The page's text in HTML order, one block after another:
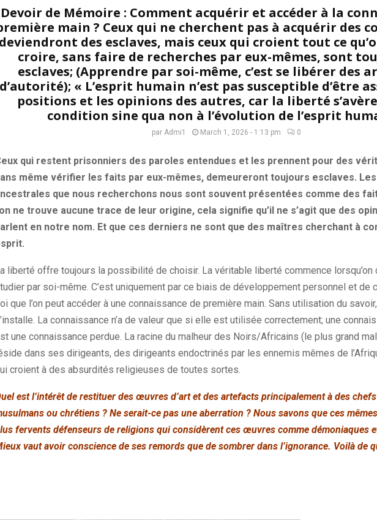
Devoir de Mémoire : Comment acquérir et accéder à la
main ? Ceux qui ne cherchent pas à acquérir des
deviendront des esclaves, mais ceux qui croient tout ce
croire, sans faire de recherches par eux-mêmes, sont
esclaves; (Apprendre par soi-même, c’est se libérer des
d’autorité); « L’esprit humain n’est pas susceptible d’être
positions et les opinions des autres, car la liberté
condition sine qua non à l’évolution de l’esprit
par Admi1 March 1, 2026 - 1:13 pm 0
qui restent prisonniers des paroles entendues et les prennent pour des
même vérifier les faits par eux-mêmes, demeureront toujours esclaves.
que nous recherchons nous sont souvent présentées comme des
ne trouve aucune trace de leur origine, cela signifie qu’il ne s’agit que des
en notre nom. Et que ces derniers ne sont que des maîtres cherchant à
liberté offre toujours la possibilité de choisir. La véritable liberté commence lorsqu’on
par soi-même. C’est uniquement par ce biais de développement personnel et de
que l’on peut accéder à une connaissance de première main. Sans utilisation du
La connaissance n’a de valeur que si elle est utilisée correctement; une
une connaissance perdue. La racine du malheur des Noirs/Africains (le plus grand
dans ses dirigeants, des dirigeants endoctrinés par les ennemis mêmes de
croient à des absurdités religieuses de toutes sortes.
est l’intérêt de restituer des œuvres d’art et des artefacts principalement à des
ou chrétiens ? Ne serait-ce pas une aberration ? Nous savons que ces
fervents défenseurs de religions qui considèrent ces œuvres comme démoniaques
vaut avoir conscience de ses remords que de sombrer dans l’ignorance. Voilà de